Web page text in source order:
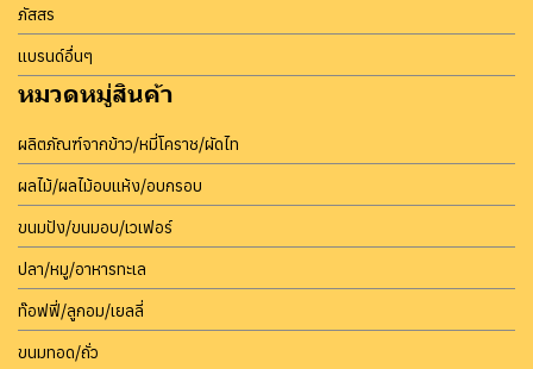
ภัสสร
แบรนด์อื่นๆ
หมวดหมู่สินค้า
ผลิตภัณฑ์จากข้าว/หมี่โคราช/ผัดไท
ผลไม้/ผลไม้อบแห้ง/อบกรอบ
ขนมปัง/ขนมอบ/เวเฟอร์
ปลา/หมู/อาหารทะเล
ท๊อฟฟี่/ลูกอม/เยลลี่
ขนมทอด/ถั่ว